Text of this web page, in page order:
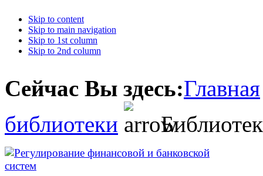
Skip to content
Skip to main navigation
Skip to 1st column
Skip to 2nd column
Сейчас Вы здесь:Главная
библиотеки